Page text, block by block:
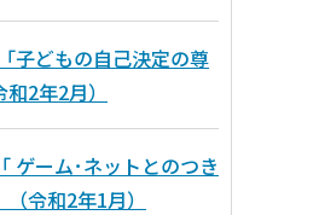
子どもの自己決定の尊
2年2月）
ゲーム･ネットとのつき
令和2年1月）